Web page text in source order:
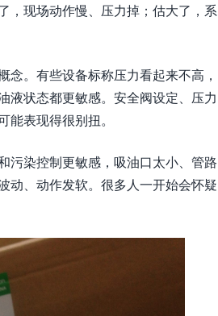
，现场动作慢、压力掉；估大了，系
。有些设备标称压力看起来不高，
液状态都更敏感。安全阀设定、压力
表现得很别扭。
污染控制更敏感，吸油口太小、管路
动、动作发软。很多人一开始会怀疑